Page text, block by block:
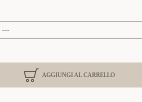
AGGIUNGI AL CARRELLO